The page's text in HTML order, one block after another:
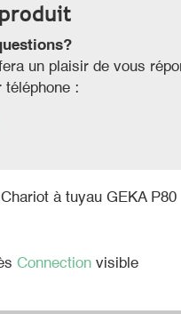
un plaisir de vous
téléphone :
à tuyau GEKA P80
Connection visible